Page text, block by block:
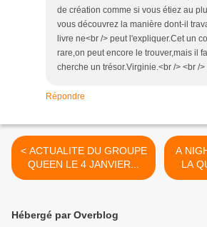
de création comme si vous étiez au
vous découvrez la manière dont-il
livre ne<br /> peut l'expliquer.Cet un
rare,on peut encore le trouver,mais il
cherche un trésor.Virginie.<br /> <br />
Répondre
< ACTUALITE DU GROUPE
QUEEN LE 4 JANVIER...
A
LA
Hébergé par Overblog